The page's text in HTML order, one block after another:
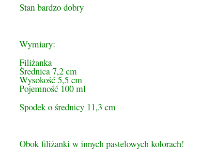
Stan bardzo dobry
Wymiary:
Filiżanka
Średnica 7,2 cm
Wysokość 5,5 cm
Pojemność 100 ml
Spodek o średnicy 11,3 cm
Obok filiżanki w innych pastelowych kolorach!